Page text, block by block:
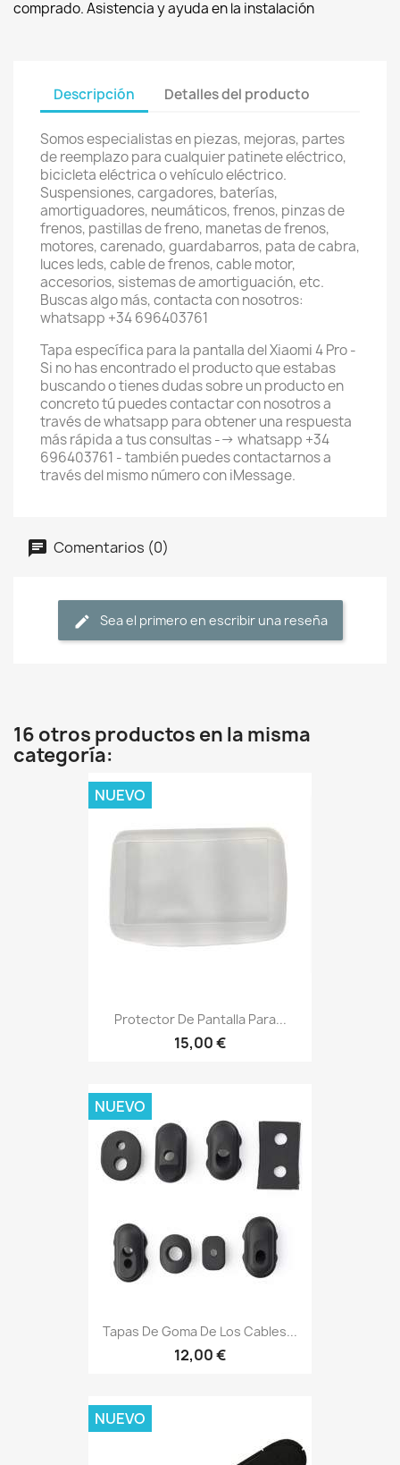
comprado. Asistencia y ayuda en la instalación
Descripción Detalles del producto
Somos especialistas en piezas, mejoras, partes
de reemplazo para cualquier patinete eléctrico,
bicicleta eléctrica o vehículo eléctrico.
Suspensiones, cargadores, baterías,
amortiguadores, neumáticos, frenos, pinzas de
frenos, pastillas de freno, manetas de frenos,
motores, carenado, guardabarros, pata de cabra,
luces leds, cable de frenos, cable motor,
accesorios, sistemas de amortiguación, etc.
Buscas algo más, contacta con nosotros:
whatsapp +34 696403761
Tapa específica para la pantalla del Xiaomi 4 Pro -
Si no has encontrado el producto que estabas
buscando o tienes dudas sobre un producto en
concreto tú puedes contactar con nosotros a
través de whatsapp para obtener una respuesta
más rápida a tus consultas --> whatsapp +34
696403761 - también puedes contactarnos a
través del mismo número con iMessage.
Comentarios (0)
Sea el primero en escribir una reseña
16 otros productos en la misma
categoría:
Protector De Pantalla Para...
15,00 €
NUEVO
Tapas De Goma De Los Cables...
12,00 €
NUEVO
NUEVO